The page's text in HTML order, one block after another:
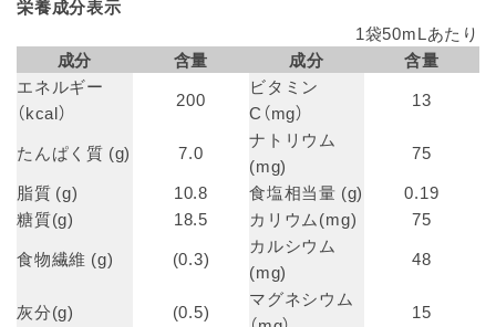
栄養成分表示
1袋50mLあたり
成分
含量 成分
含量
エネルギー
（kcal）
200
ビタミン
C（mg）
13
たんぱく質 (g) 7.0
ナトリウム
(mg)
75
脂質 (g)
10.8 食塩相当量 (g)
0.19
糖質(g)
18.5 カリウム(mg)
75
食物繊維 (g)
(0.3)
カルシウム
(mg)
48
灰分(g) (0.5)
マグネシウム
15